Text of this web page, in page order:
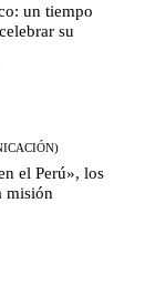
un tiempo
su
el Perú», los
misión